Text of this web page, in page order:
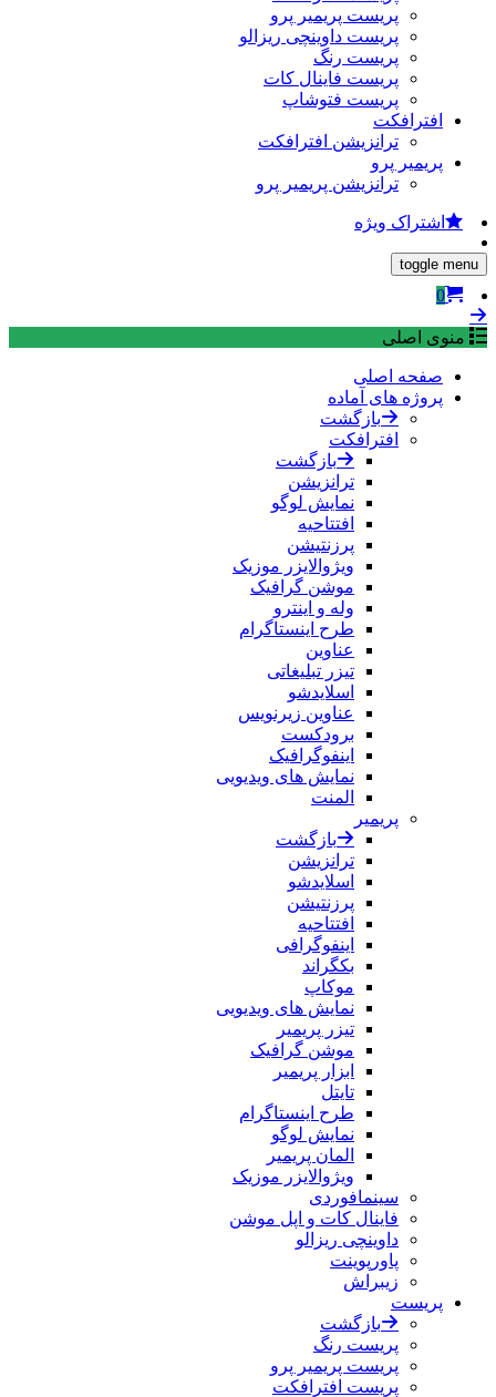
پریست پریمیر پرو
پریست داوینچی ریزالو
پریست رنگ
پریست فاینال کات
پریست فتوشاپ
افترافکت
ترانزیشن افترافکت
پریمیر پرو
ترانزیشن پریمیر پرو
اشتراک ویژه
toggle menu
0
منوی اصلی
صفحه اصلی
پروژه های آماده
بازگشت
افترافکت
بازگشت
ترانزیشن
نمایش لوگو
افتتاحیه
پرزنتیشن
ویژوالایزر موزیک
موشن گرافیک
وله و اینترو
طرح اینستاگرام
عناوین
تیزر تبلیغاتی
اسلایدشو
عناوین زیرنویس
برودکست
اینفوگرافیک
نمایش های ویدیویی
المنت
پریمیر
بازگشت
ترانزیشن
اسلایدشو
پرزنتیشن
افتتاحیه
اینفوگرافی
بکگراند
موکاپ
نمایش های ویدیویی
تیزر پریمیر
موشن گرافیک
ابزار پریمیر
تایتل
طرح اینستاگرام
نمایش لوگو
المان پریمیر
ویژوالایزر موزیک
سینمافوردی
فاینال کات و اپل موشن
داوینچی ریزالو
پاورپوینت
زیبراش
پریست
بازگشت
پریست رنگ
پریست پریمیر پرو
پریست افترافکت